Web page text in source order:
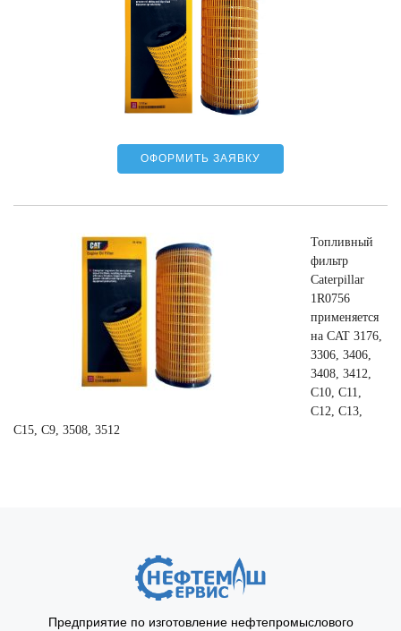
ОФОРМИТЬ ЗАЯВКУ
Топливный
фильтр
Caterpillar
1R0756
применяется
на CAT 3176,
3306, 3406,
3408, 3412,
C10, C11,
C12, C13,
C15, C9, 3508, 3512
Предприятие по изготовление нефтепромыслового